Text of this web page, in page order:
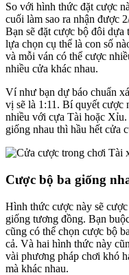
So với hình thức đặt cược
cuối làm sao ra nhận được
Bạn sẽ đặt cược bộ đôi dựa
lựa chọn cụ thể là con số
và mỗi ván có thể cược
nhiều cửa khác nhau.
Ví như bạn dự báo chuẩn
vị sẽ là 1:11. Bí quyết cược
nhiều với cựa Tài hoặc
giống nhau thì hầu hết cửa
Cược bộ ba giống
Hình thức cược này sẽ
giống tương đồng. Bạn
cũng có thể chọn cược bộ
cả. Và hai hình thức này
vài phương pháp chơi khó
mà khác nhau.